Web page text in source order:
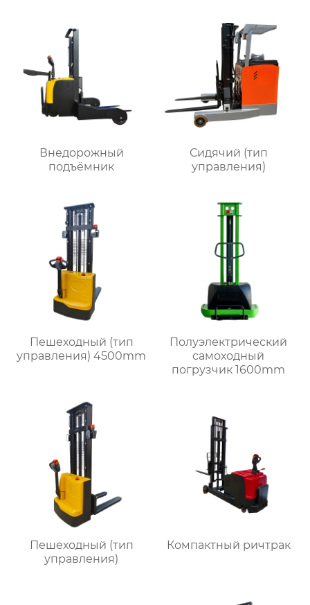
Внедорожный
подъёмник
Сидячий (тип
управления)
Пешеходный (тип
управления) 4500mm
Полуэлектрический
самоходный
погрузчик 1600mm
Пешеходный (тип
управления)
Компактный ричтрак